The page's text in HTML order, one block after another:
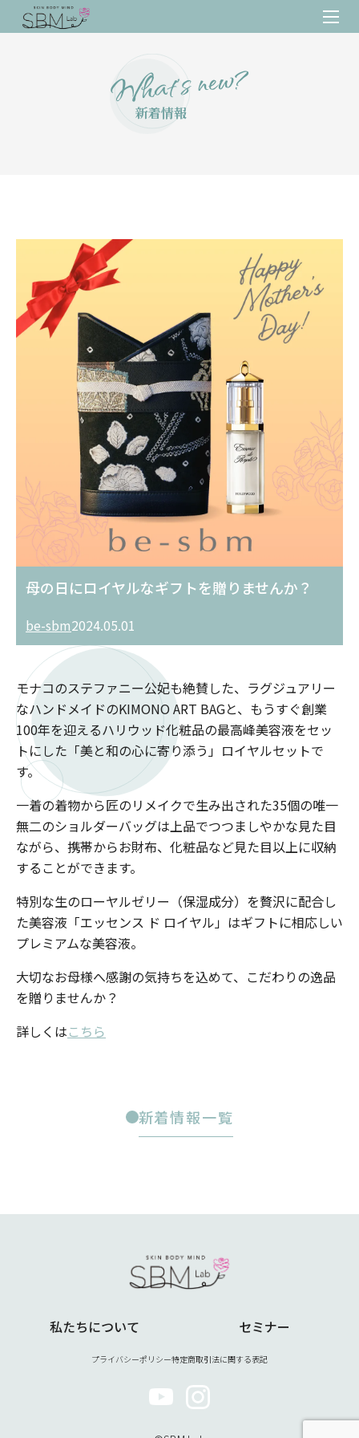
What’s new?
新着情報
母の日にロイヤルなギフトを贈りませんか？
be-sbm2024.05.01
モナコのステファニー公妃も絶賛した、ラグジュアリー
なハンドメイドのKIMONO ART BAGと、もうすぐ創業
100年を迎えるハリウッド化粧品の最高峰美容液をセッ
トにした「美と和の心に寄り添う」ロイヤルセットで
す。
一着の着物から匠のリメイクで生み出された35個の唯一
無二のショルダーバッグは上品でつつましやかな見た目
ながら、携帯からお財布、化粧品など見た目以上に収納
することができます。
特別な生のローヤルゼリー（保湿成分）を贅沢に配合し
た美容液「エッセンス ド ロイヤル」はギフトに相応しい
プレミアムな美容液。
大切なお母様へ感謝の気持ちを込めて、こだわりの逸品
を贈りませんか？
詳しくはこちら
新着情報一覧
私たちについて セミナー
プライバシーポリシー特定商取引法に関する表記